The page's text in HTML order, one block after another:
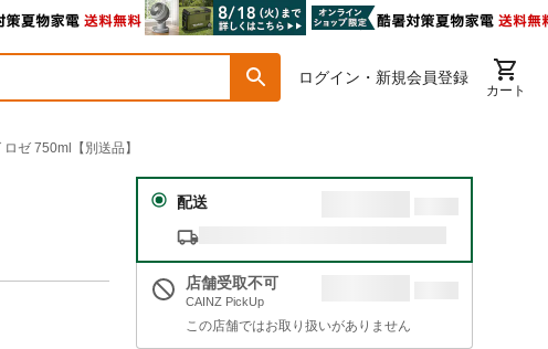
ログイン・新規会員登録
カート
ゼ 750ml【別送品】
配送
店舗受取不可
CAINZ PickUp
この店舗ではお取り扱いがありません